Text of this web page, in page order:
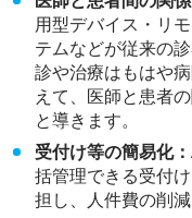
用型デバイス・リ
テムなどが従来の
診や治療はもはや
えて、医師と患者
と導きます。
受付け等の簡易化：
括管理できる受付
担し、人件費の削